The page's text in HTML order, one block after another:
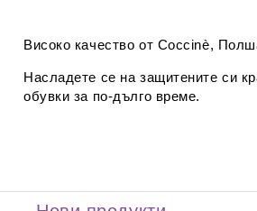
Високо качество от Coccinè,
Насладете се на защитените си
обувки за по-дълго време.